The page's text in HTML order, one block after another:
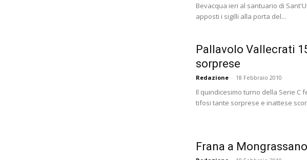
Bevacqua ieri al santuario di
apposti i sigilli alla porta del...
Pallavolo Vallecrati
sorprese
Redazione - 18 Febbraio 2010
Il quindicesimo turno della Serie C
tifosi tante sorprese e inattese
Frana a